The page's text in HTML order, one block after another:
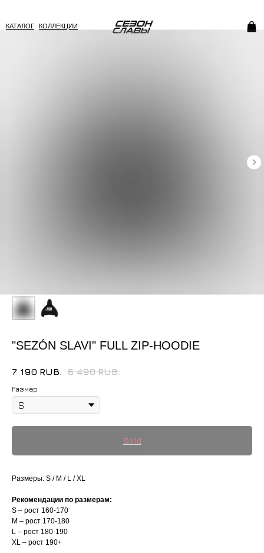
КАТАЛОГ КОЛЛЕКЦИИ
"SEZÓN SLAVI" FULL ZIP-HOODIE
7 190 RUB. 8 490 RUB.
Размер
Размеры: S / M / L / XL
Рекомендации по размерам:
S – рост 160-170
M – рост 170-180
L – рост 180-190
XL – рост 190+